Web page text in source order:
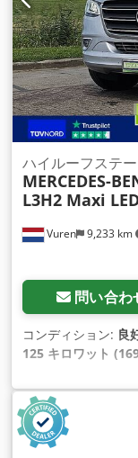
Vuren 9,233 km
ハイルーフステ
MERCEDES-
L3H2 Maxi
問い合わ
コンディション: 良
125 キロワット
イールベース:
席:デイキャブ
6 , サスペンション:
mm, 全高: